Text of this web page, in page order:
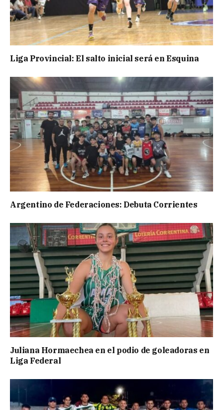
Liga Provincial: El salto inicial será en Esquina
Argentino de Federaciones: Debuta Corrientes
Juliana Hormaechea en el podio de goleadoras en
Liga Federal